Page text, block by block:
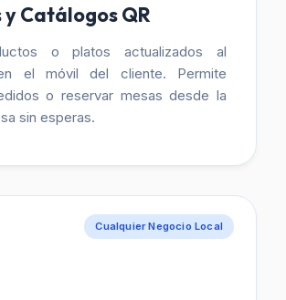
Catálogos QR
o platos actualizados al
el móvil del cliente. Permite
o reservar mesas desde la
sin esperas.
Cualquier Negocio Local